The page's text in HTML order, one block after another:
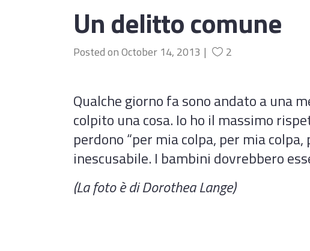
Un delitto comune
Posted onOctober 14, 2013 2
Qualche giorno fa sono andato a una
colpito una cosa. Io ho il massimo
perdono “per mia colpa, per mia
inescusabile. I bambini dovrebbero
(La foto è di Dorothea Lange)